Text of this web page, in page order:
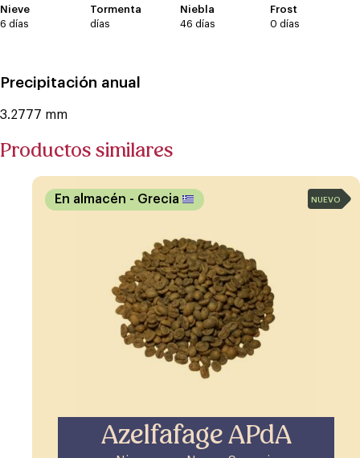
Nieve
6 días
Tormenta
días
Niebla
46 días
Frost
0 días
Precipitación anual
3.2777 mm
Productos similares
Azelfafage APdA
En almacén - Grecia NUEVO